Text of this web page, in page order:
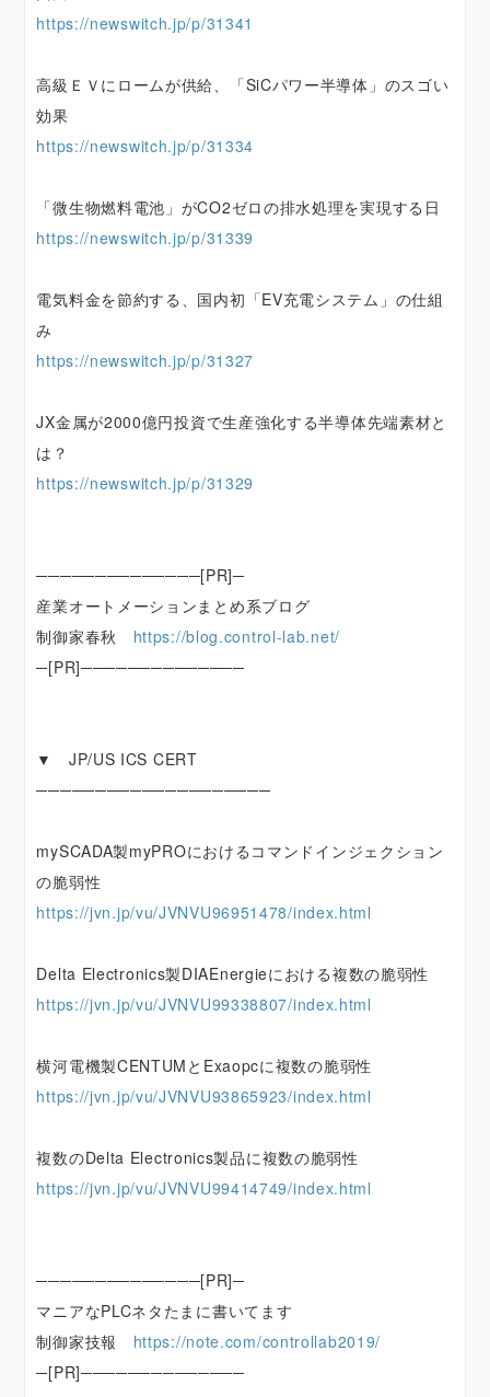
https://newswitch.jp/p/31341
高級ＥＶにロームが供給、「SiCパワー半導体」のスゴい
効果
https://newswitch.jp/p/31334
「微生物燃料電池」がCO2ゼロの排水処理を実現する日
https://newswitch.jp/p/31339
電気料金を節約する、国内初「EV充電システム」の仕組
み
https://newswitch.jp/p/31327
JX金属が2000億円投資で生産強化する半導体先端素材と
は？
https://newswitch.jp/p/31329
──────────────[PR]─
産業オートメーションまとめ系ブログ
制御家春秋 https://blog.control-lab.net/
─[PR]──────────────
▼ JP/US ICS CERT
────────────────────
mySCADA製myPROにおけるコマンドインジェクション
の脆弱性
https://jvn.jp/vu/JVNVU96951478/index.html
Delta Electronics製DIAEnergieにおける複数の脆弱性
https://jvn.jp/vu/JVNVU99338807/index.html
横河電機製CENTUMとExaopcに複数の脆弱性
https://jvn.jp/vu/JVNVU93865923/index.html
複数のDelta Electronics製品に複数の脆弱性
https://jvn.jp/vu/JVNVU99414749/index.html
──────────────[PR]─
マニアなPLCネタたまに書いてます
制御家技報 https://note.com/controllab2019/
─[PR]──────────────